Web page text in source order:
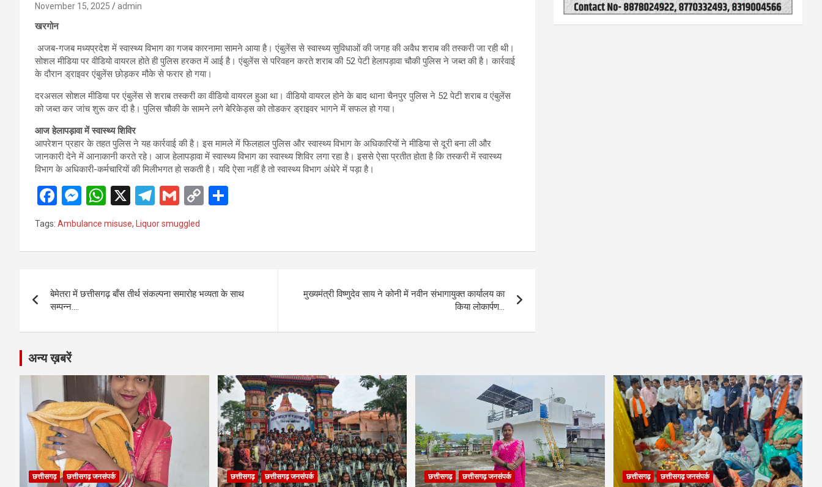
November 15, 2025 admin
खरगोन
अजब-गजब मध्यप्रदेश में स्वास्थ्य विभाग का गजब कारनामा सामने आया है। एंबुलेंस से स्वास्थ्य सुविधाओं की जगह की अवैध शराब की तस्करी जा रही थी।
सोशल मीडिया पर वीडियो वायरल होते ही पुलिस हरकत में आई है। एंबुलेंस से परिवहन करते शराब की 52 पेटी हेलापड़ावा चौकी पुलिस ने जब्त की है। कार्रवाई
के दौरान ड्राइवर एंबुलेंस छोड़कर मौके से फरार हो गया।
दरअसल सोशल मीडिया पर एंबुलेंस से शराब तस्करी का वीडियो वायरल हुआ था। वीडियो वायरल होने के बाद थाना चैनपुर पुलिस ने 52 पेटी शराब व एंबुलेंस
को जब्त कर जांच शुरू कर दी है। पुलिस चौकी के सामने लगे बेरिकेड्स को तोडकर ड्राइवर भागने में सफल हो गया।
आज हेलापड़ावा में स्वास्थ्य शिविर
आपरेशन प्रहार के तहत पुलिस ने यह कार्रवाई की है। इस मामले में फिलहाल पुलिस और स्वास्थ्य विभाग के अधिकारियों ने मीडिया से दूरी बना ली और
जानकारी देने में आनाकानी करते रहे। आज हेलापड़ावा में स्वास्थ्य विभाग का स्वास्थ्य शिविर लगा रहा है। इससे ऐसा प्रतीत होता है कि तस्करी में स्वास्थ्य
विभाग के अधिकारी-कर्मचारियों की मिलीभगत हो सकती है। यदि ऐसा नहीं है तो स्वास्थ्य विभाग अंधेरे में पड़ा है।
F
a
b
o
k
M
es
n
er
W
h
s
p
X
T
gr
m
G
m
ail
C
Li
k
e
Tags: Ambulance misuse, Liquor smuggled
navigation
बेमेतरा में छत्तीसगढ़ बाँस तीर्थ संकल्पना समारोह भव्यता के साथ
सम्पन्न….
मुख्यमंत्री विष्णुदेव साय ने कोनी में नवीन संभागायुक्त कार्यालय का
किया लोकार्पण…
अन्य ख़बरें
छत्तीसगढ़ छत्तीसगढ़ जनसंपर्क छत्तीसगढ़ छत्तीसगढ़ जनसंपर्क छत्तीसगढ़ छत्तीसगढ़ जनसंपर्क छत्तीसगढ़ छत्तीसगढ़ जनसंपर्क